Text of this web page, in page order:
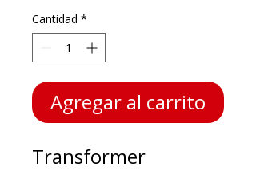
Cantidad *
Agregar al carrito
Transformer